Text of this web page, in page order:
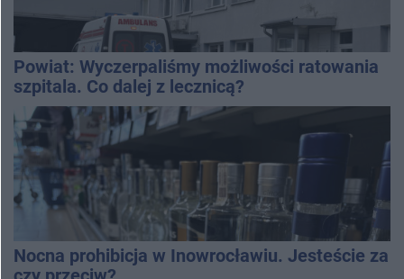
Powiat: Wyczerpaliśmy możliwości ratowania
szpitala. Co dalej z lecznicą?
Nocna prohibicja w Inowrocławiu. Jesteście za